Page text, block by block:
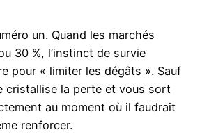
un. Quand les marchés
30 %, l’instinct de survie
pour « limiter les dégâts ». Sauf
cristallise la perte et vous sort
au moment où il faudrait
renforcer.